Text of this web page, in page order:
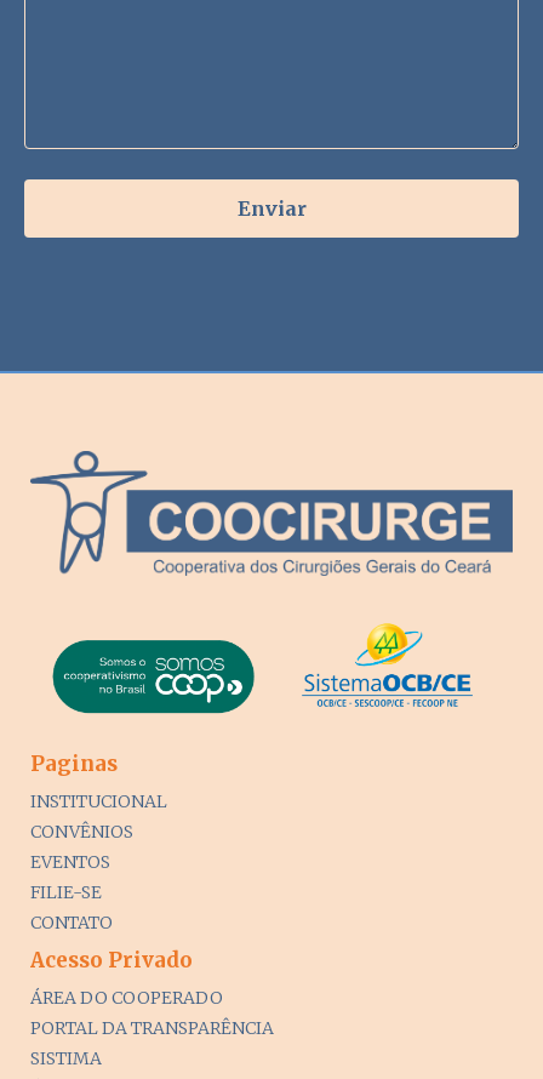
Paginas
INSTITUCIONAL
CONVÊNIOS
EVENTOS
FILIE-SE
CONTATO
Acesso Privado
ÁREA DO COOPERADO
PORTAL DA TRANSPARÊNCIA
SISTIMA